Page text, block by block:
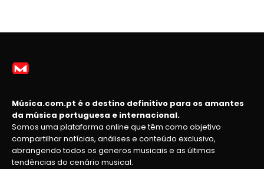
Música.com.pt é o destino definitivo para os amantes
da música portuguesa e internacional.
Somos uma plataforma online que têm como objetivo
compartilhar notícias, análises e conteúdo exclusivo,
abrangendo todos os generos musicais e as últimas
tendências do cenário musical.